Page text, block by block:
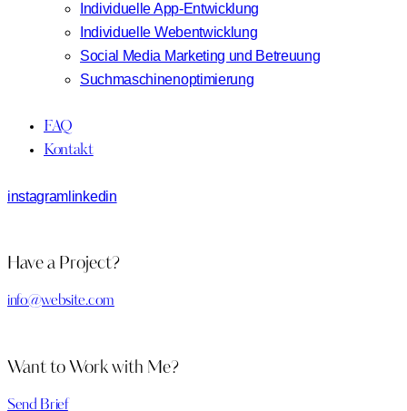
Individuelle App-Entwicklung
Individuelle Webentwicklung
Social Media Marketing und Betreuung
Suchmaschinenoptimierung
FAQ
Kontakt
instagram linkedin
Have a Project?
info@website.com
Want to Work with Me?
Send Brief